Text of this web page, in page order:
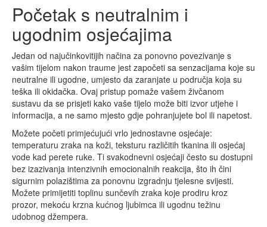
Početak s neutralnim i
ugodnim osjećajima
Jedan od najučinkovitijih načina za ponovno povezivanje s
vašim tijelom nakon traume jest započeti sa senzacijama koje su
neutralne ili ugodne, umjesto da zaranjate u područja koja su
teška ili okidačka. Ovaj pristup pomaže vašem živčanom
sustavu da se prisjeti kako vaše tijelo može biti izvor utjehe i
informacija, a ne samo mjesto gdje pohranjujete bol ili napetost.
Možete početi primjećujući vrlo jednostavne osjećaje:
temperaturu zraka na koži, teksturu različitih tkanina ili osjećaj
vode kad perete ruke. Ti svakodnevni osjećaji često su dostupni
bez izazivanja intenzivnih emocionalnih reakcija, što ih čini
sigurnim polazištima za ponovnu izgradnju tjelesne svijesti.
Možete primijetiti toplinu sunčevih zraka koje prodiru kroz
prozor, mekoću krzna kućnog ljubimca ili ugodnu težinu
udobnog džempera.